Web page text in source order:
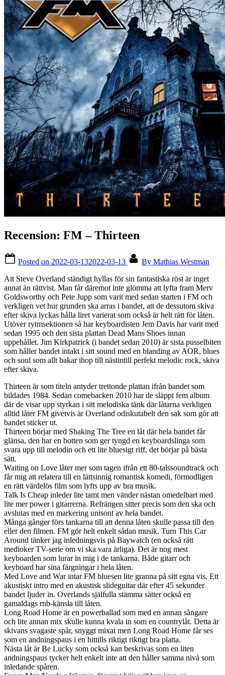
Recension: FM – Thirteen
Posted on 2022-03-132022-03-13 By Mathias Westman
Att Steve Overland ständigt hyllas för sin fantastiska röst är inget
annat än rättvist. Man får däremot inte glömma att lyfta fram Merv
Goldsworthy och Pete Jupp som varit med sedan starten i FM och
verkligen vet hur grunden ska arras i bandet, att de dessutom skiva
efter skiva lyckas hålla liret varierat som också är helt rätt för låten.
Utöver rytmsektionen så har keyboardisten Jem Davis har varit med
sedan 1995 och den sista plattan Dead Mans Shoes innan
uppehållet. Jim Kirkpatrick (i bandet sedan 2010) är sista pusselbiten
som håller bandet intakt i sitt sound med en blanding av AOR, blues
och soul som allt bakar ihop till nästintill perfekt melodic rock, skiva
efter skiva.
Thirteen är som titeln antyder trettonde plattan ifrån bandet som
bildades 1984. Sedan comebacken 2010 har de släppt fem album
där de visar upp styrkan i sitt melodiska tänk där låtarna verkligen
alltid låter FM givetvis är Overland odiskutabelt den sak som gör att
bandet sticker ut.
Thirteen börjar med Shaking The Tree en låt där hela bandet får
glänsa, den har en botten som ger tyngd en keyboardslinga som
svara upp till melodin och ett lite bluesigt riff, det börjar på bästa
sätt.
Waiting on Love låter mer som tagen ifrån ett 80-talssoundtrack och
får mig att relatera till en lättsinnig romantisk komedi, förmodligen
en rätt värdelös film som lyfts upp av bra musik.
Talk Is Cheap inleder lite tamt men vänder nästan omedelbart med
lite mer power i gitarrerna. Refrängen sitter precis som den ska och
avslutas med en markering unisont av hela bandet.
Många gånger förs tankarna till att denna låten skulle passa till den
eller den filmen. FM gör helt enkelt sådan musik. Turn This Car
Around tänker jag inledningsvis på Baywatch (en också rätt
medioker TV-serie om vi ska vara ärliga). Det är nog mest
keyboarden som lurar in mig i de tankarna. Både gitarr och
keyboard har sina färgningar i hela låten.
Med Love and War intar FM bluesen lite granna på sitt egna vis. Ett
akustiskt intro med en akustisk slideguitar där efter 45 sekunder
bandet ljuder in. Overlands själfulla stämma sätter också en
gamaldags rnb-känsla till låten.
Long Road Home är en powerballad som med en annan sångare
och lite annan mix skulle kunna kvala in som en countrylåt. Detta är
skivans svagaste spår, snyggt mixat men Long Road Home får ses
som en andningspaus i en hittills riktigt riktigt bra platta.
Nästa låt är Be Lucky som också kan beskrivas som en liten
andningspaus tycker helt enkelt inte att den håller samma nivå som
inledande spåren.